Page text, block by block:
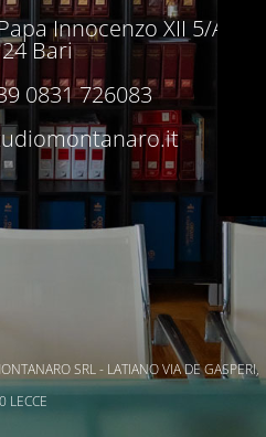
Innocenzo XII 5/A –
Bari
0831 726083
SRL - LATIANO VIA DE GASPERI,
LECCE